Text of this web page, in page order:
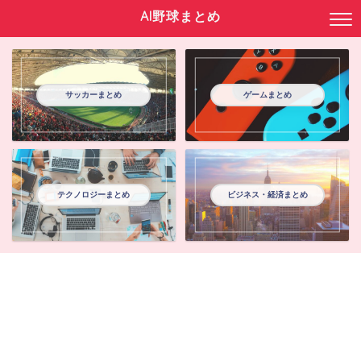
AI野球まとめ
サッカーまとめ ゲームまとめ
テクノロジーまとめ ビジネス・経済まとめ